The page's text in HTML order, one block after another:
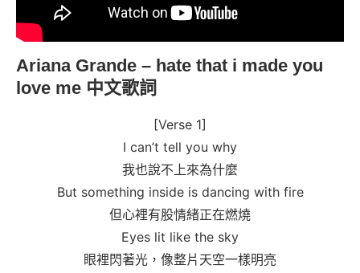
Ariana Grande – hate that i made you
love me 中文歌詞
[Verse 1]
I can’t tell you why
我也說不上來為什麼
But something inside is dancing with fire
但心裡有股情緒正在燃燒
Eyes lit like the sky
眼裡閃著光，像整片天空一樣明亮